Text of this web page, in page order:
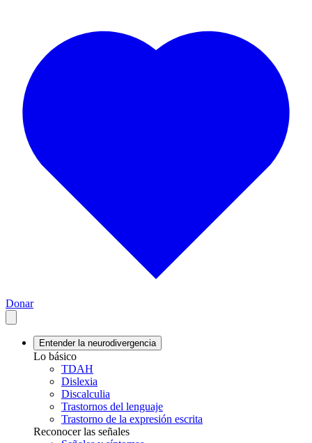
Donar
Entender la neurodivergencia
Lo básico
TDAH
Dislexia
Discalculia
Trastornos del lenguaje
Trastorno de la expresión escrita
Reconocer las señales